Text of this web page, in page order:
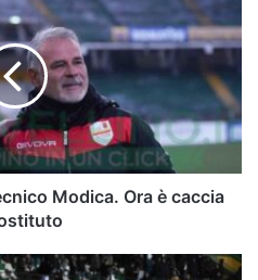
Modica. Ora è caccia